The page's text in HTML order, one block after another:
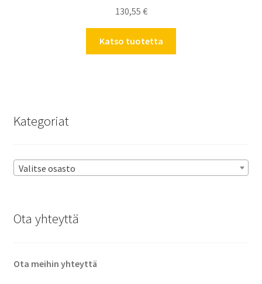
130,55 €
Katso tuotetta
Kategoriat
Valitse osasto
Ota yhteyttä
Ota meihin yhteyttä